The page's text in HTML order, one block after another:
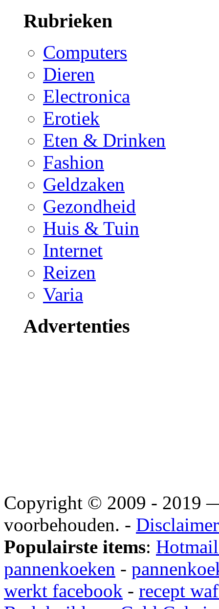
Rubrieken
Computers
Dieren
Electronica
Erotiek
Eten & Drinken
Fashion
Geldzaken
Gezondheid
Huis & Tuin
Internet
Reizen
Varia
Advertenties
Copyright © 2009 - 2019
voorbehouden. - Disclaimer
Populairste items:
pannenkoeken -
werkt facebook - recept